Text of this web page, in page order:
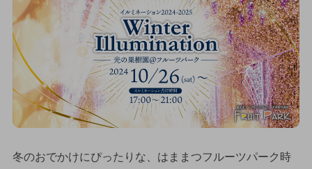
冬のおでかけにぴったりな、はままつフルーツパーク時